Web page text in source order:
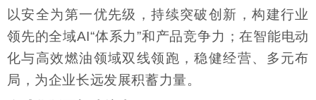
以安全为第一优先级，持续突破创新，构建行业
领先的全域AI“体系力”和产品竞争力；在智能电动
化与高效燃油领域双线领跑，稳健经营、多元布
局，为企业长远发展积蓄力量。